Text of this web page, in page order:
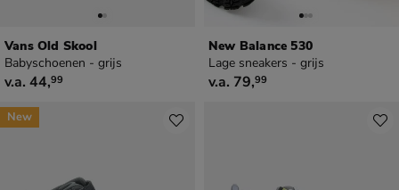
Vans Old Skool
Babyschoenen - grijs
vanaf € 44,99
v.a. 44,99
New Balance 530
Lage sneakers - grijs
vanaf € 79,99
v.a. 79,99
New